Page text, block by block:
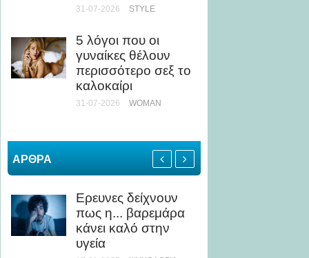
31-07-2026 STYLE
5 λόγοι που οι
γυναίκες θέλουν
περισσότερο σεξ το
καλοκαίρι
31-07-2026 WOMAN
ΑΡΘΡΑ
Ερευνες δείχνουν
πως η... βαρεμάρα
κάνει καλό στην
υγεία